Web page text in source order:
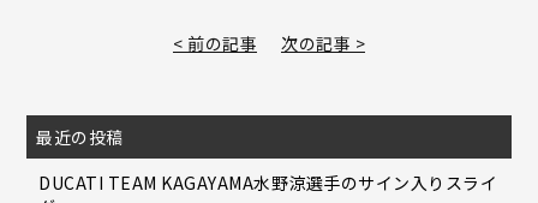
< 前の記事 次の記事 >
最近の投稿
DUCATI TEAM KAGAYAMA水野涼選手のサイン入りスライ